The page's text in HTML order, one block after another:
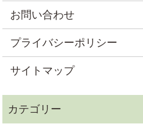
お問い合わせ
プライバシーポリシー
サイトマップ